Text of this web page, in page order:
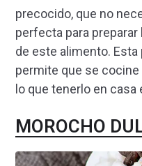
precocido, que no
perfecta para
de este alimento.
permite que se
lo que tenerlo en casa
MOROCHO